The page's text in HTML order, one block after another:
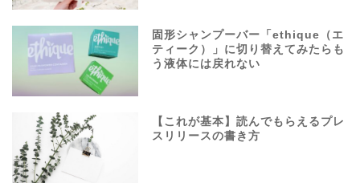
固形シャンプーバー「ethique（エ
ティーク）」に切り替えてみたらも
う液体には戻れない
【これが基本】読んでもらえるプレ
スリリースの書き方